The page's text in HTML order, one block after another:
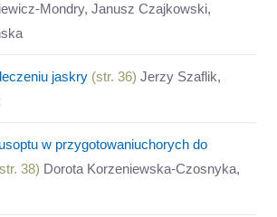
Mondry, Janusz Czajkowski,
jaskry (str. 36) Jerzy Szaflik,
w przygotowaniuchorych do
38) Dorota Korzeniewska-Czosnyka,